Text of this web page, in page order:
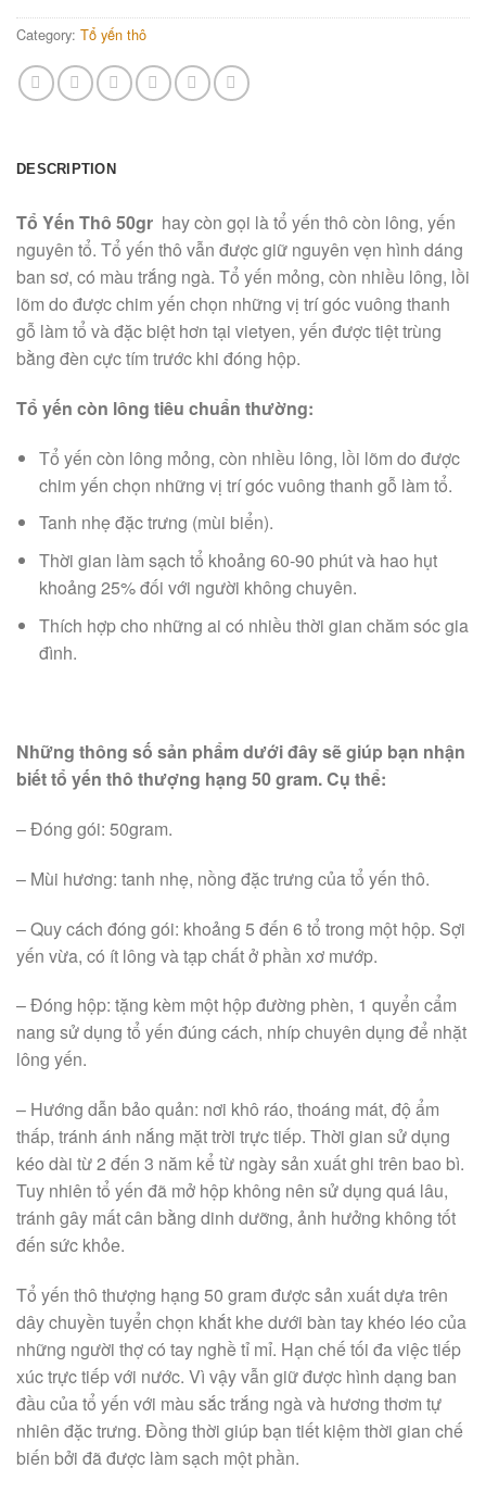
Category: Tổ yến thô
DESCRIPTION
Tổ Yến Thô 50gr hay còn gọi là tổ yến thô còn lông, yến
nguyên tổ. Tổ yến thô vẫn được giữ nguyên vẹn hình dáng
ban sơ, có màu trắng ngà. Tổ yến mỏng, còn nhiều lông, lồi
lõm do được chim yến chọn những vị trí góc vuông thanh
gỗ làm tổ và đặc biệt hơn tại vietyen, yến được tiệt trùng
bằng đèn cực tím trước khi đóng hộp.
Tổ yến còn lông tiêu chuẩn thường:
Tổ yến còn lông mỏng, còn nhiều lông, lồi lõm do được
chim yến chọn những vị trí góc vuông thanh gỗ làm tổ.
Tanh nhẹ đặc trưng (mùi biển).
Thời gian làm sạch tổ khoảng 60-90 phút và hao hụt
khoảng 25% đối với người không chuyên.
Thích hợp cho những ai có nhiều thời gian chăm sóc gia
đình.
Những thông số sản phẩm dưới đây sẽ giúp bạn nhận
biết tổ yến thô thượng hạng 50 gram. Cụ thể:
– Đóng gói: 50gram.
– Mùi hương: tanh nhẹ, nồng đặc trưng của tổ yến thô.
– Quy cách đóng gói: khoảng 5 đến 6 tổ trong một hộp. Sợi
yến vừa, có ít lông và tạp chất ở phần xơ mướp.
– Đóng hộp: tặng kèm một hộp đường phèn, 1 quyển cẩm
nang sử dụng tổ yến đúng cách, nhíp chuyên dụng để nhặt
lông yến.
– Hướng dẫn bảo quản: nơi khô ráo, thoáng mát, độ ẩm
thấp, tránh ánh nắng mặt trời trực tiếp. Thời gian sử dụng
kéo dài từ 2 đến 3 năm kể từ ngày sản xuất ghi trên bao bì.
Tuy nhiên tổ yến đã mở hộp không nên sử dụng quá lâu,
tránh gây mất cân bằng dinh dưỡng, ảnh hưởng không tốt
đến sức khỏe.
Tổ yến thô thượng hạng 50 gram được sản xuất dựa trên
dây chuyền tuyển chọn khắt khe dưới bàn tay khéo léo của
những người thợ có tay nghề tỉ mỉ. Hạn chế tối đa việc tiếp
xúc trực tiếp với nước. Vì vậy vẫn giữ được hình dạng ban
đầu của tổ yến với màu sắc trắng ngà và hương thơm tự
nhiên đặc trưng. Đồng thời giúp bạn tiết kiệm thời gian chế
biến bởi đã được làm sạch một phần.